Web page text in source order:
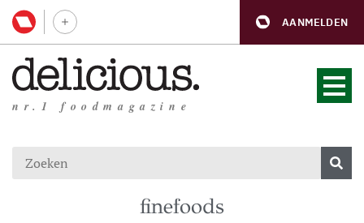
AANMELDEN
nr.1 foodmagazine
finefoods